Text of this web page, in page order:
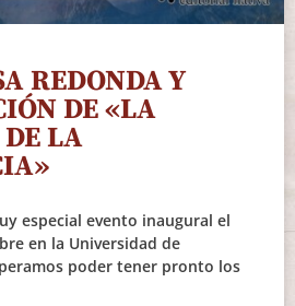
REDONDA Y
DE «LA
LA
especial evento inaugural el
en la Universidad de
poder tener pronto los